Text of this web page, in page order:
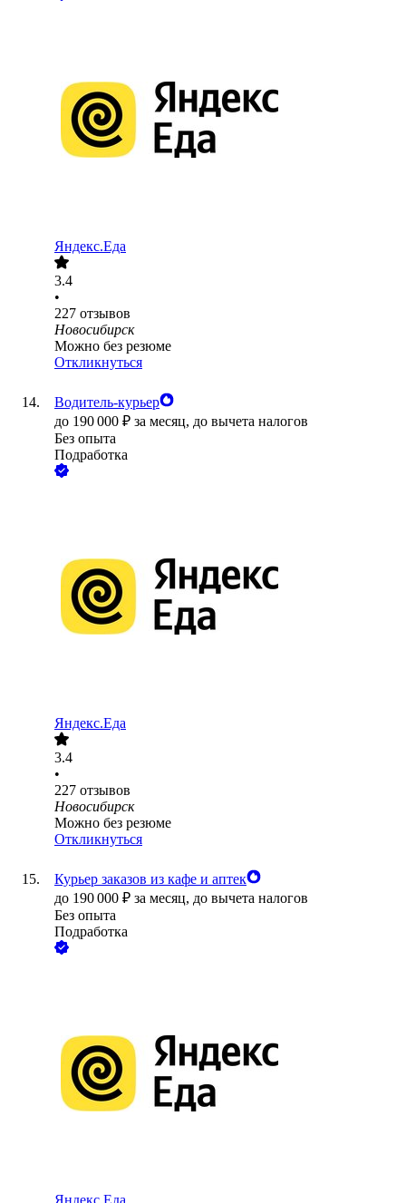
Яндекс.Еда
3.4
•
227 отзывов
Новосибирск
Можно без резюме
Откликнуться
Водитель-курьер
до 190 000 ₽ за месяц, до вычета налогов
Без опыта
Подработка
Яндекс.Еда
3.4
•
227 отзывов
Новосибирск
Можно без резюме
Откликнуться
Курьер заказов из кафе и аптек
до 190 000 ₽ за месяц, до вычета налогов
Без опыта
Подработка